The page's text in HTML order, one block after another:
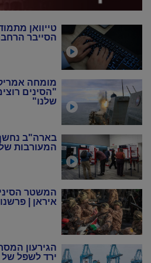
טייוואן
הסייבר
מומחה
"הסינים
שלנו"
בארה"ב
המעורבות
המשטר
איראן |
הגירעון
ירד לשפל של 20 שנה